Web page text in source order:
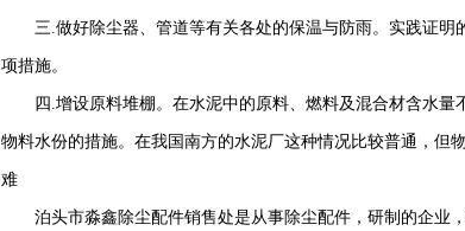
三.做好除尘器、管道等有关各处的保温与防雨。实践证
项措施。
四 .增设原料堆棚。在水泥中的原料、燃料及混合材含水
物料水份的措施。在我国南方的水泥厂这种情况比较普通，
难
泊头市淼鑫除尘配件销售处是从事除尘配件，研制的企